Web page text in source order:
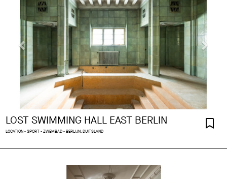
LOST SWIMMING HALL EAST BERLIN
LOCATION - SPORT - ZWEMBAD - BERLIJN, DUITSLAND